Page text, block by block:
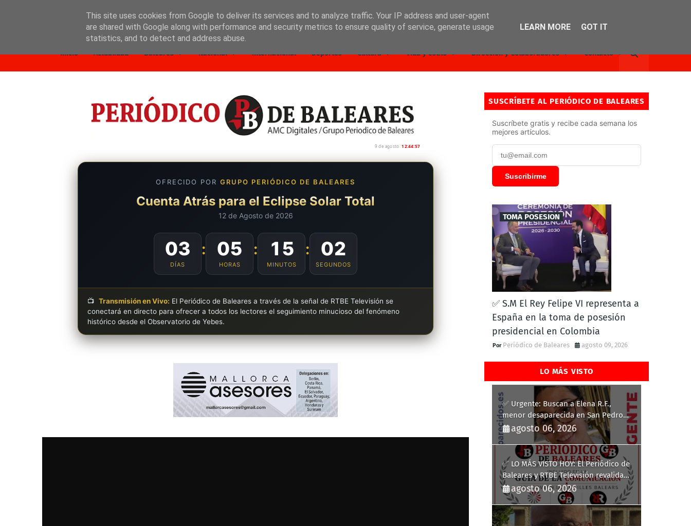
Política de privacidad
Inicio Actualidad Baleares Nacional Internacional Deportes Cultura Vida y estilo Dirección y Colaboradores Contacto
9 de agosto 12:44:58
OFRECIDO POR GRUPO PERIÓDICO DE BALEARES
Cuenta Atrás para el Eclipse Solar Total
12 de Agosto de 2026
03
DÍAS
: 05
HORAS
: 15
MINUTOS
: 01
SEGUNDOS
📺 Transmisión en Vivo: El Periódico de Baleares a través de la señal de RTBE Televisión se
conectará en directo para ofrecer a todos los lectores el seguimiento minucioso del fenómeno
histórico desde el Observatorio de Yebes.
SUSCRÍBETE AL PERIÓDICO DE BALEARES
Suscríbete gratis y recibe cada semana los
mejores artículos.
Suscribirme
TOMA POSESION
✅ S.M El Rey Felipe VI representa a
España en la toma de posesión
presidencial en Colombia
Periódico de Baleares agosto 09, 2026
LO MÁS VISTO
✅ Urgente: Buscan a Elena R.F.,
menor desaparecida en San Pedro
del Pinatar
agosto 06, 2026
✅ LO MÁS VISTO HOY: El Periódico de
Baleares y RTBE Televisión revalidan
más de cinco años en la Guía de la
Comunicación del Govern de les Illes
Balears
agosto 06, 2026
This site uses cookies from Google to deliver its services and to analyze traffic. Your IP address and user-agent
are shared with Google along with performance and security metrics to ensure quality of service, generate usage
statistics, and to detect and address abuse.
LEARN MORE GOT IT